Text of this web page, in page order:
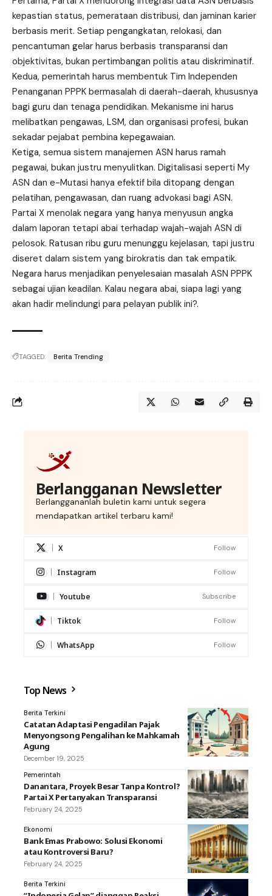
kepastian status, pemerataan distribusi, dan jaminan karier
berbasis merit. Setiap pengangkatan, relokasi, dan
pencantuman gelar harus berbasis transparansi dan
objektivitas, bukan pertimbangan politis atau diskriminatif.
Kedua, pemerintah harus membentuk Tim Independen
Penanganan PPPK bermasalah di daerah-daerah, khususnya
bagi guru dan tenaga pendidikan. Mekanisme ini harus
melibatkan pengawas, LSM, dan organisasi profesi, bukan
sekadar pejabat pembina kepegawaian.
Ketiga, semua sistem manajemen ASN harus ramah
pegawai, bukan justru menyulitkan. Digitalisasi seperti My
ASN dan e-Mutasi hanya efektif bila ditopang dengan
pelatihan, pengawasan, dan ruang advokasi bagi ASN.
Partai X menolak negara yang hanya menyusun angka
dalam laporan tetapi abai terhadap wajah-wajah ASN di
pelosok. Ratusan ribu guru menunggu kejelasan, tapi justru
diseret dalam sistem yang birokratis dan tak empatik.
Negara harus menjadikan penyelesaian masalah ASN PPPK
sebagai ujian keadilan. Kalau negara abai, siapa lagi yang
akan hadir melindungi para pelayan publik ini?.
TAGGED: Berita Trending
Berlangganan Newsletter
Berlanggananlah buletin kami untuk segera
mendapatkan artikel terbaru kami!
X Follow
Instagram Follow
Youtube Subscribe
Tiktok Follow
WhatsApp Follow
Top News
Berita Terkini
Catatan Adaptasi Pengadilan Pajak
Menyongsong Pengalihan ke Mahkamah
Agung
December 19, 2025
Pemerintah
Danantara, Proyek Besar Tanpa Kontrol?
Partai X Pertanyakan Transparansi
February 24, 2025
Ekonomi
Bank Emas Prabowo: Solusi Ekonomi
atau Kontroversi Baru?
February 24, 2025
Berita Terkini